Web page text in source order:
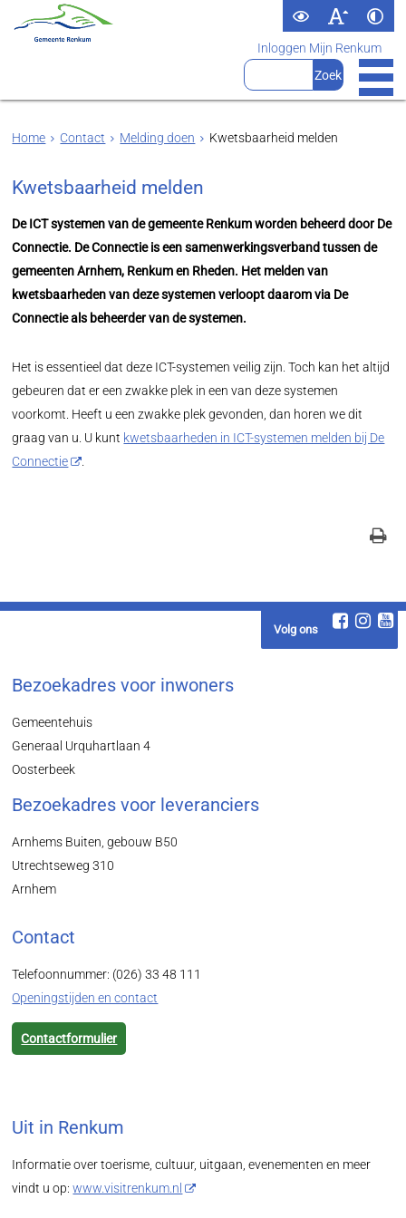
Inloggen Mijn Renkum
Home Contact Melding doen Kwetsbaarheid melden
Kwetsbaarheid melden
De ICT systemen van de gemeente Renkum worden beheerd door De
Connectie. De Connectie is een samenwerkingsverband tussen de
gemeenten Arnhem, Renkum en Rheden. Het melden van
kwetsbaarheden van deze systemen verloopt daarom via De
Connectie als beheerder van de systemen.
Het is essentieel dat deze ICT-systemen veilig zijn. Toch kan het altijd
gebeuren dat er een zwakke plek in een van deze systemen
voorkomt. Heeft u een zwakke plek gevonden, dan horen we dit
graag van u. U kunt kwetsbaarheden in ICT-systemen melden bij De
Connectie
Volg ons
Bezoekadres voor inwoners
Gemeentehuis
Generaal Urquhartlaan 4
Oosterbeek
Bezoekadres voor leveranciers
Arnhems Buiten, gebouw B50
Utrechtseweg 310
Arnhem
Contact
Telefoonnummer: (026) 33 48 111
Openingstijden en contact
Contactformulier
Uit in Renkum
Informatie over toerisme, cultuur, uitgaan, evenementen en meer
vindt u op:www.visitrenkum.nl